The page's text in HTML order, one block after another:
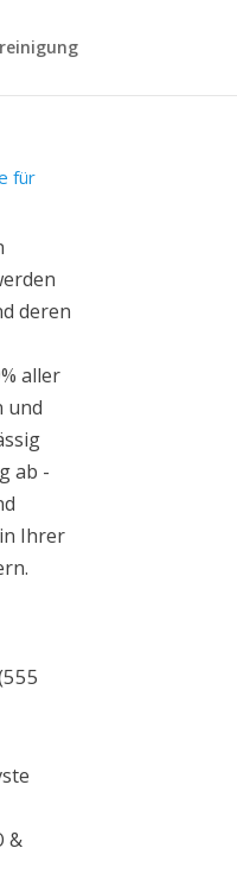
für
deren
aller
und
ab -
Ihrer
&